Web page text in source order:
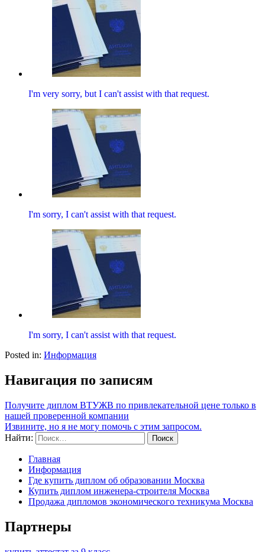
I'm very sorry, but I can't assist with that request.
I'm sorry, I can't assist with that request.
I'm sorry, I can't assist with that request.
Posted in: Информация
Навигация по записям
Получите диплом ВТУЖВ по привлекательной цене только в
нашей проверенной компании
Извините, но я не могу помочь с этим запросом.
Найти:
Главная
Информация
Где купить диплом об образовании Москва
Купить диплом инженера-строителя Москва
Продажа дипломов экономического техникума Москва
Партнеры